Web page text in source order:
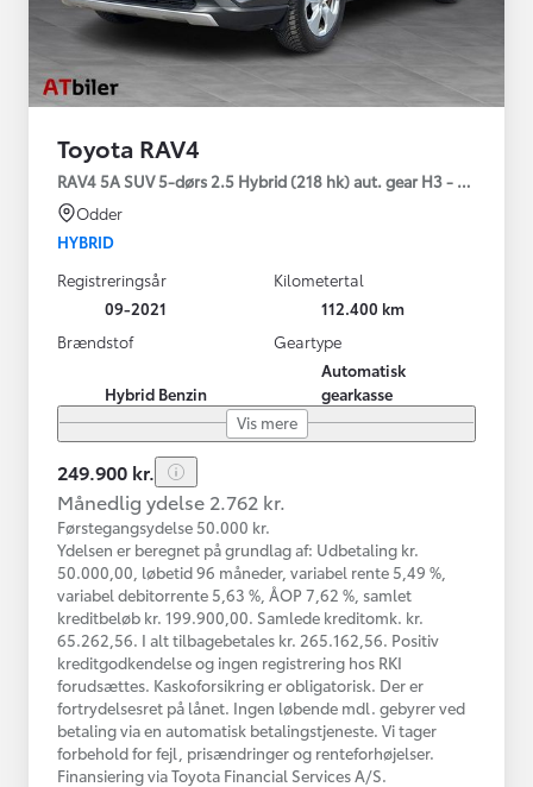
Toyota RAV4
RAV4 5A SUV 5-dørs 2.5 Hybrid (218 hk) aut. gear H3 - Comfort
Odder
HYBRID
Registreringsår
09-2021
Kilometertal
112.400 km
Brændstof
Hybrid Benzin
Geartype
Automatisk
gearkasse
Vis mere
249.900 kr.
Månedlig ydelse 2.762 kr.
Førstegangsydelse 50.000 kr.
Ydelsen er beregnet på grundlag af: Udbetaling kr.
50.000,00, løbetid 96 måneder, variabel rente 5,49 %,
variabel debitorrente 5,63 %, ÅOP 7,62 %, samlet
kreditbeløb kr. 199.900,00. Samlede kreditomk. kr.
65.262,56. I alt tilbagebetales kr. 265.162,56. Positiv
kreditgodkendelse og ingen registrering hos RKI
forudsættes. Kaskoforsikring er obligatorisk. Der er
fortrydelsesret på lånet. Ingen løbende mdl. gebyrer ved
betaling via en automatisk betalingstjeneste. Vi tager
forbehold for fejl, prisændringer og renteforhøjelser.
Finansiering via Toyota Financial Services A/S.